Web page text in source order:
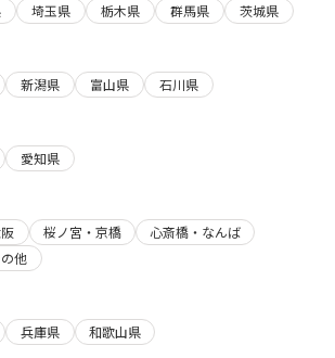
埼玉県 栃木県 群馬県
茨城県
新潟県 富山県
石川県
愛知県
桜ノ宮・京橋
心斎橋・なんば
他
兵庫県
和歌山県